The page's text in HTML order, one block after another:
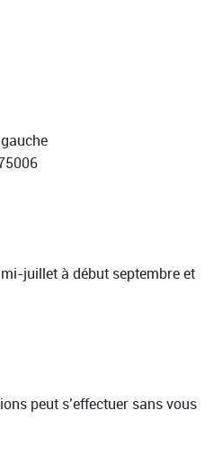
juillet à début septembre et
peut s’effectuer sans vous